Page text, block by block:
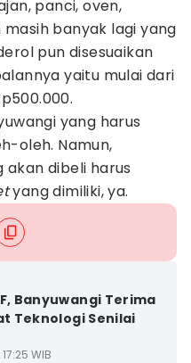
panci, oven,
banyak lagi yang
pun disesuaikan
yaitu mulai dari
yang harus
oleh. Namun,
dibeli harus
yang dimiliki, ya.
Banyuwangi Terima
Teknologi Senilai
WIB